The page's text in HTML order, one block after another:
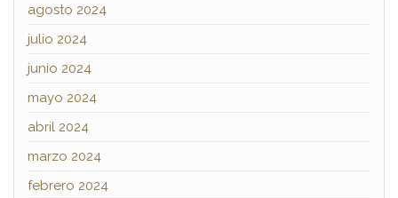
agosto 2024
julio 2024
junio 2024
mayo 2024
abril 2024
marzo 2024
febrero 2024